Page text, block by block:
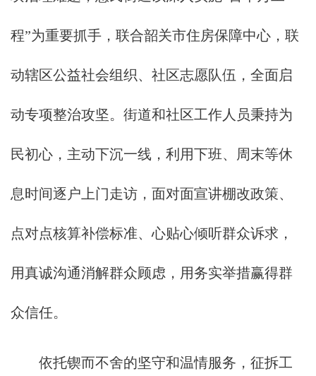
程”为重要抓手，联合韶关市住房保障中心，联
动辖区公益社会组织、社区志愿队伍，全面启
动专项整治攻坚。街道和社区工作人员秉持为
民初心，主动下沉一线，利用下班、周末等休
息时间逐户上门走访，面对面宣讲棚改政策、
点对点核算补偿标准、心贴心倾听群众诉求，
用真诚沟通消解群众顾虑，用务实举措赢得群
众信任。
依托锲而不舍的坚守和温情服务，征拆工